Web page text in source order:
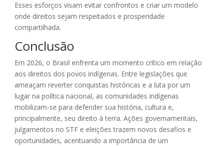
Esses esforços visam evitar confrontos e criar um modelo
onde direitos sejam respeitados e prosperidade
compartilhada.
Conclusão
Em 2026, o Brasil enfrenta um momento crítico em relação
aos direitos dos povos indígenas. Entre legislações que
ameaçam reverter conquistas históricas e a luta por um
lugar na política nacional, as comunidades indígenas
mobilizam-se para defender sua história, cultura e,
principalmente, seu direito à terra. Ações governamentais,
julgamentos no STF e eleições trazem novos desafios e
oportunidades, acentuando a importância de um